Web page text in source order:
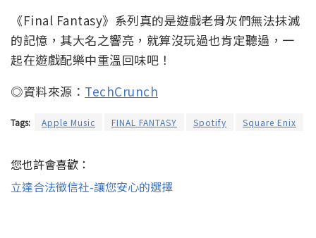
《Final Fantasy》系列真的是遊戲老骨灰們無法抹滅
的記憶，其大名之響亮，就算沒玩過也肯定聽過，一
起在遊戲配樂中重溫回味吧！
◎資料來源： TechCrunch
Tags: Apple Music FINAL FANTASY Spotify Square Enix
您也許會喜歡：
立達合法徵信社-讓您安心的選擇